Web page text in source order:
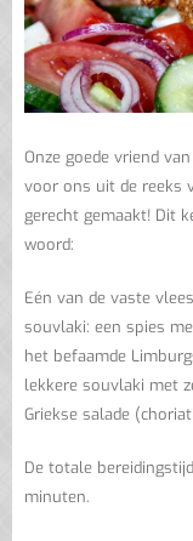
Onze goede vriend
voor ons uit de reeks
gerecht gemaakt! Dit
woord:
Eén van de vaste
souvlaki: een spies
het befaamde
lekkere souvlaki met
Griekse salade
De totale
minuten.